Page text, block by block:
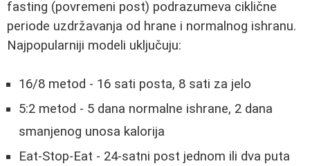
fasting (povremeni post) podrazumeva ciklične
periode uzdržavanja od hrane i normalnog ishranu.
Najpopularniji modeli uključuju:
16/8 metod - 16 sati posta, 8 sati za jelo
5:2 metod - 5 dana normalne ishrane, 2 dana
smanjenog unosa kalorija
Eat-Stop-Eat - 24-satni post jednom ili dva puta